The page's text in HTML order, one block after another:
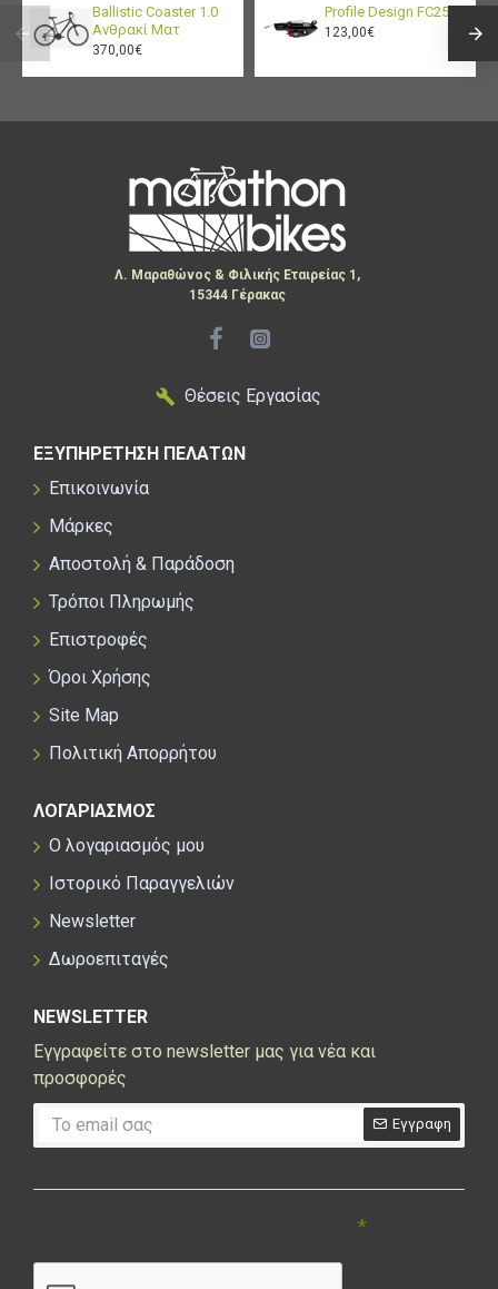
Ballistic Coaster 1.0
Ανθρακί Ματ
370,00€
Profile Design FC25
123,00€
Λ. Μαραθώνος & Φιλικής Εταιρείας 1,
15344 Γέρακας
Θέσεις Εργασίας
ΕΞΥΠΗΡΕΤΗΣΗ ΠΕΛΑΤΩΝ
Επικοινωνία
Μάρκες
Αποστολή & Παράδοση
Τρόποι Πληρωμής
Επιστροφές
Όροι Χρήσης
Site Map
Πολιτική Απορρήτου
ΛΟΓΑΡΙΑΣΜΟΣ
Ο λογαριασμός μου
Ιστορικό Παραγγελιών
Newsletter
Δωροεπιταγές
NEWSLETTER
Εγγραφείτε στο newsletter μας για νέα και
προσφορές
Εγγραφη